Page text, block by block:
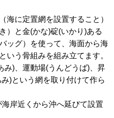
海に定置網を設置すること）
）と金(かな)碇(いかり)ある
ッグ）を使って、海面から海
いう骨組みを組み立てます。
み)、運動場(うんどうば)、昇
)という網を取り付けて作ら
岸近くから沖へ延びて設置